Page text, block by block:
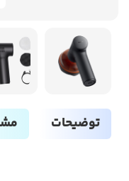
توضیحات